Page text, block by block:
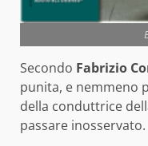
Secondo Fabrizio
punita, e nemmeno
della conduttrice
passare inosservato.